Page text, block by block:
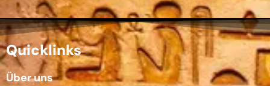
Quicklinks
Über uns